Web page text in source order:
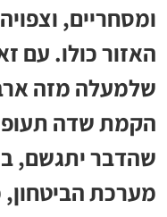
ומסחריים,
האזור כולו. עם
שלמעלה מזה
הקמת שדה
שהדבר יתגשם,
מערכת